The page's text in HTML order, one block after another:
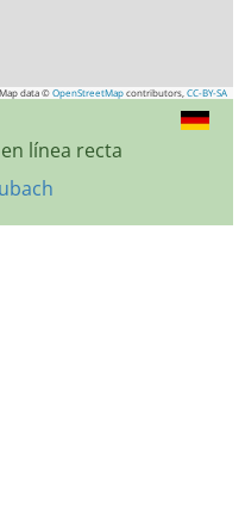
Map data © OpenStreetMap contributors, CC-BY-SA
línea recta